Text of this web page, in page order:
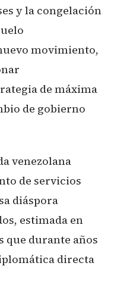
y la congelación
movimiento,
de máxima
de gobierno
venezolana
de servicios
diáspora
estimada en
que durante años
directa